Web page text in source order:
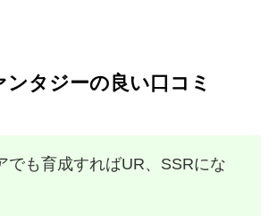
タジーの良い口コミ
でも育成すればUR、SSRにな